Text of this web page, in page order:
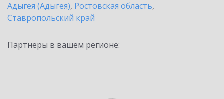
Адыгея (Адыгея), Ростовская область,
Ставропольский край
Партнеры в вашем регионе: